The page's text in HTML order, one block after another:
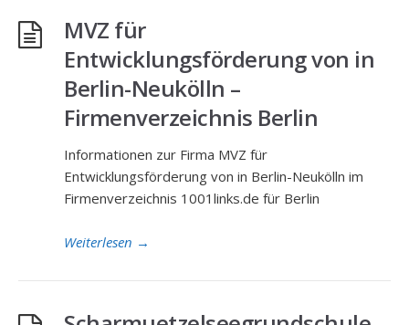
MVZ für
Entwicklungsförderung von in
Berlin-Neukölln –
Firmenverzeichnis Berlin
Informationen zur Firma MVZ für
Entwicklungsförderung von in Berlin-Neukölln im
Firmenverzeichnis 1001links.de für Berlin
Weiterlesen →